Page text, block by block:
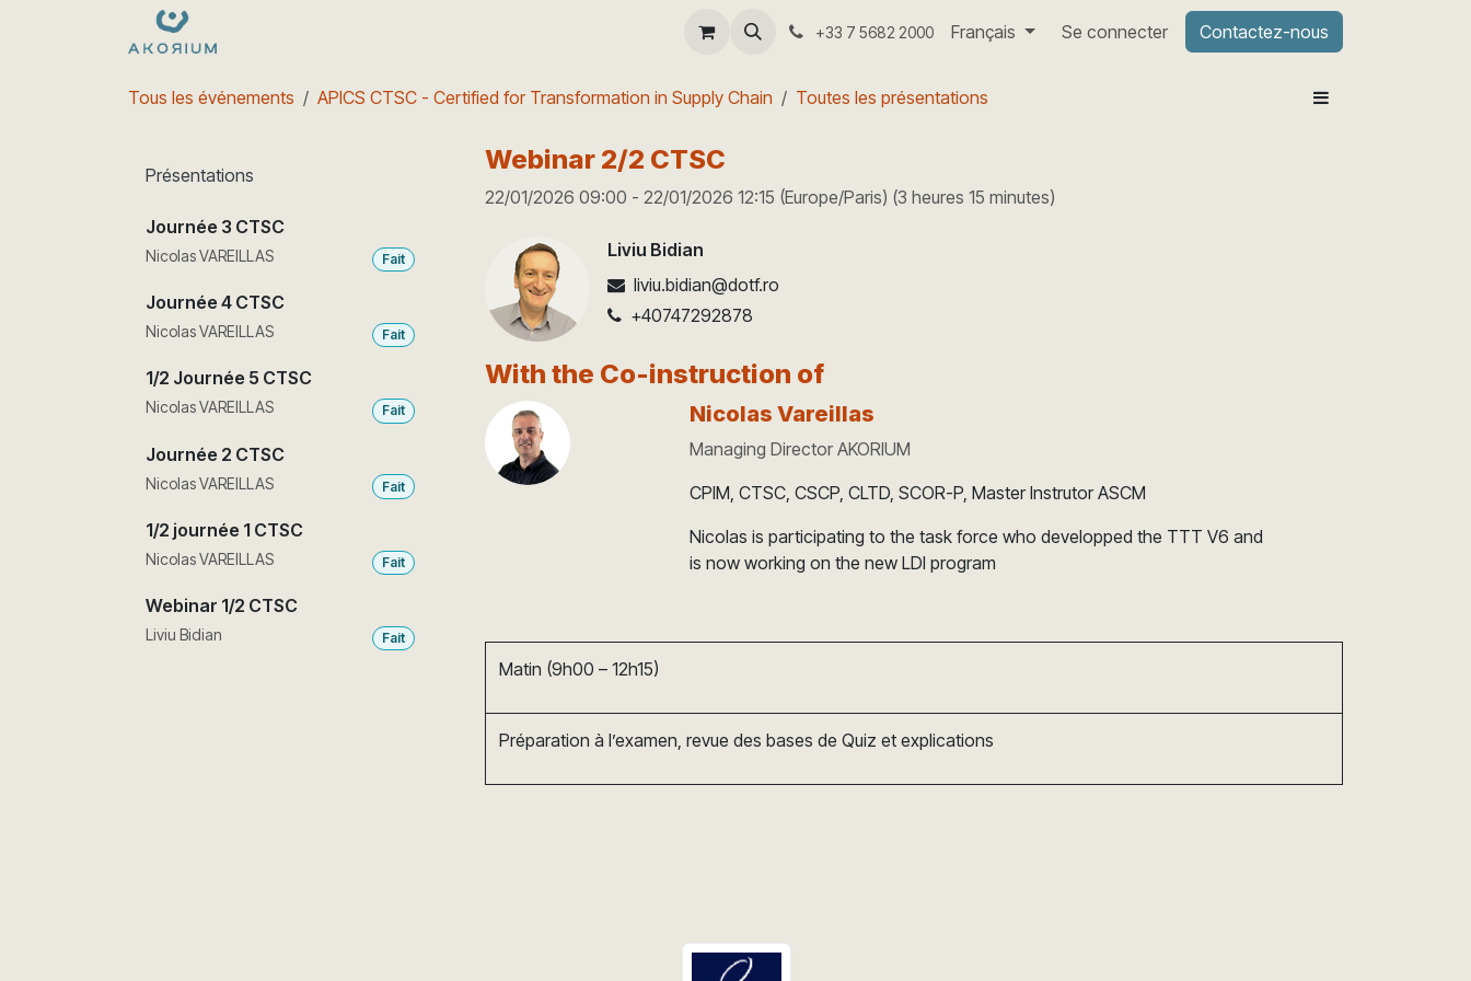
Se rendre au contenu
Aide +33 7 5682 2000 Français Se connecter Contactez-nous
Tous les événements APICS CTSC - Certified for Transformation in Supply Chain Toutes les présentations
Présentations
Journée 3 CTSC
Nicolas VAREILLAS Fait
Journée 4 CTSC
Nicolas VAREILLAS Fait
1/2 Journée 5 CTSC
Nicolas VAREILLAS Fait
Journée 2 CTSC
Nicolas VAREILLAS Fait
1/2 journée 1 CTSC
Nicolas VAREILLAS Fait
Webinar 1/2 CTSC
Liviu Bidian Fait
Webinar 2/2 CTSC
22/01/2026 09:00 - 22/01/2026 12:15 (Europe/Paris) (3 heures 15 minutes)
Liviu Bidian
liviu.bidian@dotf.ro
+40747292878
With the Co-instruction of
Nicolas Vareillas
Managing Director AKORIUM
CPIM, CTSC, CSCP, CLTD, SCOR-P, Master Instrutor ASCM
Nicolas is participating to the task force who developped the TTT V6 and
is now working on the new LDI program
Matin (9h00 – 12h15)
Préparation à l’examen, revue des bases de Quiz et explications